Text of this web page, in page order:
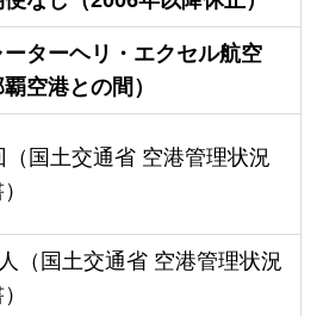
ーターヘリ・エクセル航空
覇空港との間）
（国土交通省 空港管理状況
（国土交通省 空港管理状況